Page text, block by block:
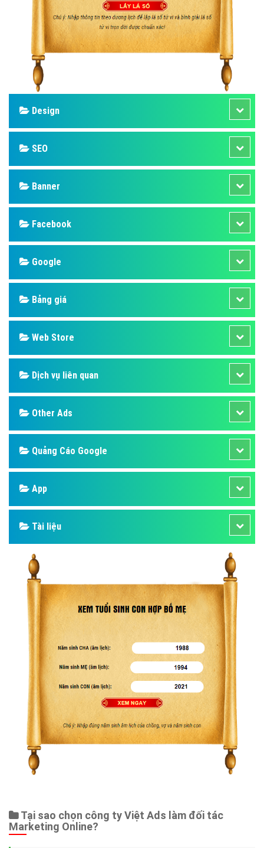
Design
SEO
Banner
Facebook
Google
Bảng giá
Web Store
Dịch vụ liên quan
Other Ads
Quảng Cáo Google
App
Tài liệu
Tại sao chọn công ty Việt Ads làm đối tác
Marketing Online?